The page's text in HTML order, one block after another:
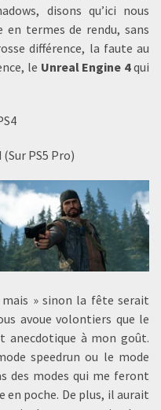
disons qu’ici nous
en termes de rendu, sans
différence, la faute au
le Unreal Engine 4qui
PS5 Pro)
» sinon la fête serait
avoue volontiers que le
à mon goût.
speedrun ou le mode
des modes qui me feront
en poche. De plus, il aurait